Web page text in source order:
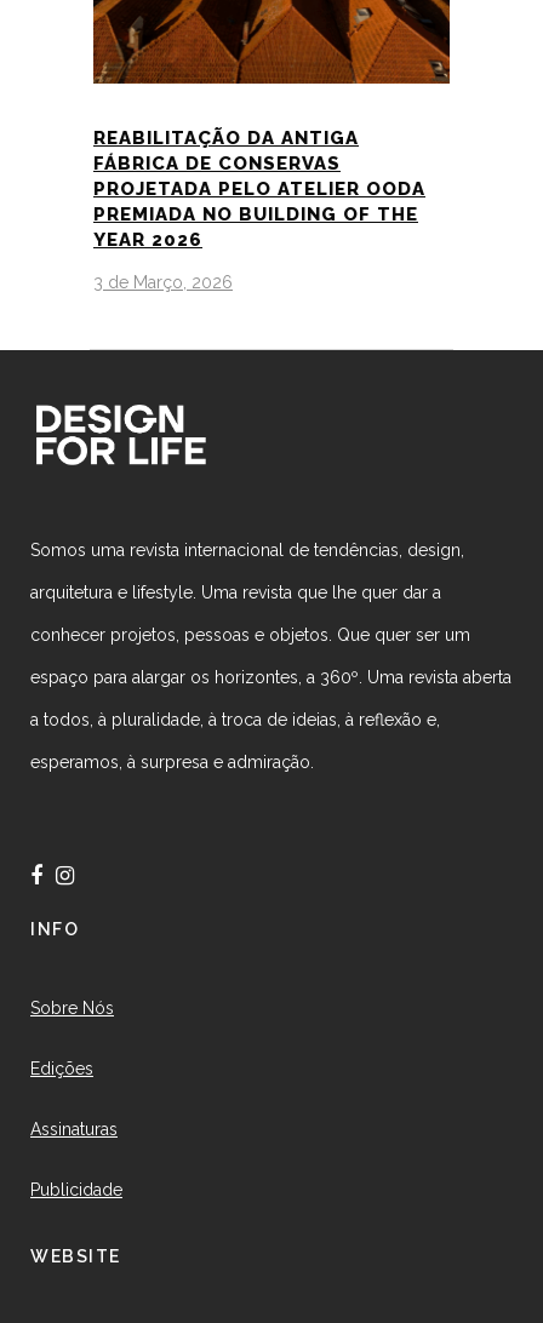
REABILITAÇÃO DA ANTIGA
FÁBRICA DE CONSERVAS
PROJETADA PELO ATELIER OODA
PREMIADA NO BUILDING OF THE
YEAR 2026
3 de Março, 2026
Somos uma revista internacional de tendências, design,
arquitetura e lifestyle. Uma revista que lhe quer dar a
conhecer projetos, pessoas e objetos. Que quer ser um
espaço para alargar os horizontes, a 360º. Uma revista aberta
a todos, à pluralidade, à troca de ideias, à reflexão e,
esperamos, à surpresa e admiração.
INFO
Sobre Nós
Edições
Assinaturas
Publicidade
WEBSITE